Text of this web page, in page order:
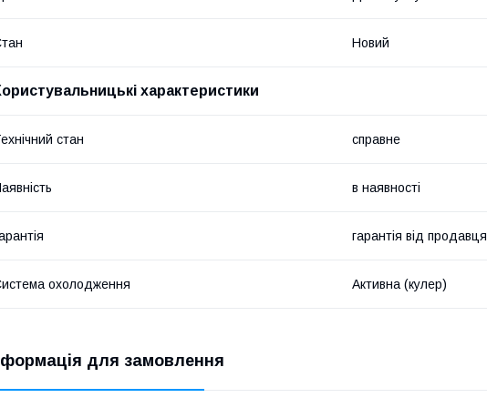
Новий
характеристики
стан справне
в наявності
гарантія від продавця
охолодження Активна (кулер)
для замовлення